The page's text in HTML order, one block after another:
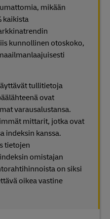
mikään
kaikista
kunnollinen otoskoko,
tullitietoja
ovat
varausalustansa.
mittarit, jotka ovat
indeksin kanssa.
tietojen
omistajan
on siksi
oikea vastine